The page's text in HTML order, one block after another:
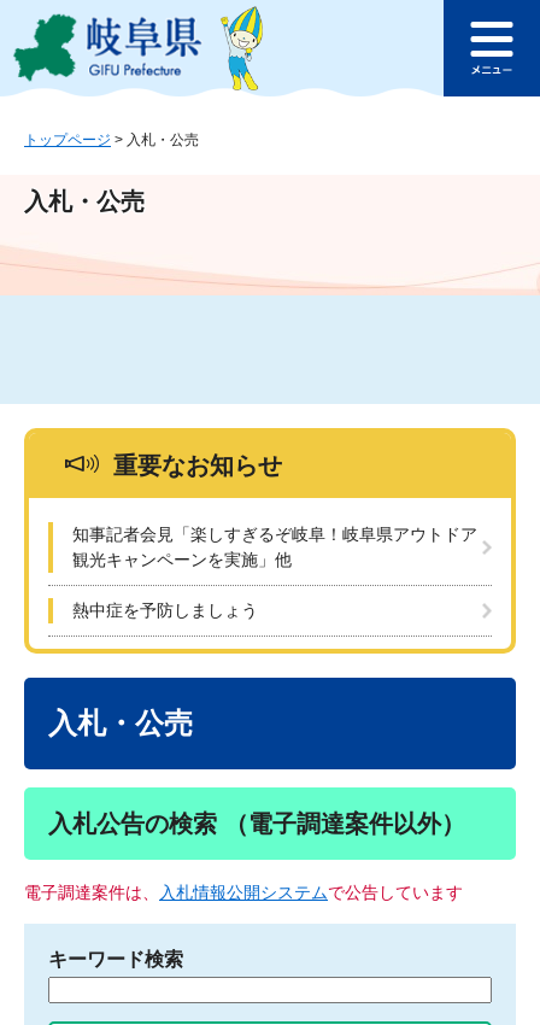
ジ
ュ
文
このページの本文へ
ュ
トップページ > 入札・公売
入札・公売
重要なお知らせ
知事記者会見「楽しすぎるぞ岐阜！岐阜県アウトドア
観光キャンペーンを実施」他
熱中症を予防しましょう
入札・公売
入札公告の検索 （電子調達案件以外）
電子調達案件は、 入札情報公開システムで公告しています
キーワード検索